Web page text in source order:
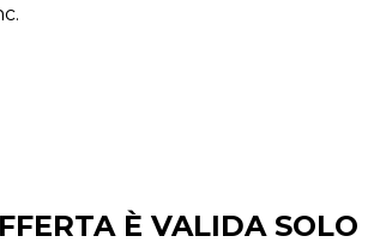
È VALIDA SOLO